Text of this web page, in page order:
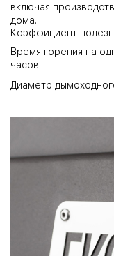
включая
дома.
Коэффициент
Время горения на
часов
Диаметр